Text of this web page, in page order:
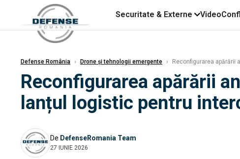
Securitate & Externe Video
Defense România › Drone și tehnologii emergente › Reconfigurarea apărării
Reconfigurarea apărării
lanțul logistic pentru
De DefenseRomania Team
27 IUNIE 2026